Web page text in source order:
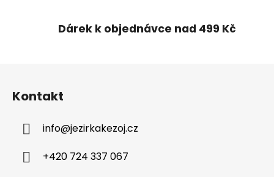
Dárek k objednávce nad 499 Kč
Kontakt
info@jezirkakezoj.cz
+420 724 337 067